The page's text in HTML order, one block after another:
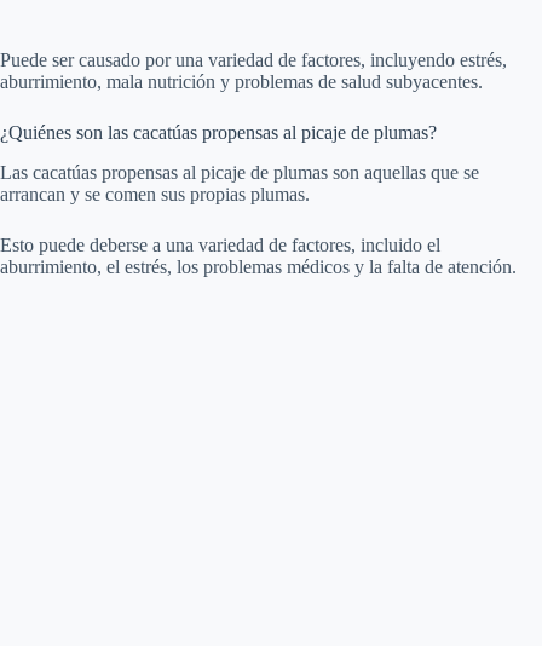
Puede ser causado por una variedad de factores, incluyendo estrés,
aburrimiento, mala nutrición y problemas de salud subyacentes.
¿Quiénes son las cacatúas propensas al picaje de plumas?
Las cacatúas propensas al picaje de plumas son aquellas que se
arrancan y se comen sus propias plumas.
Esto puede deberse a una variedad de factores, incluido el
aburrimiento, el estrés, los problemas médicos y la falta de atención.